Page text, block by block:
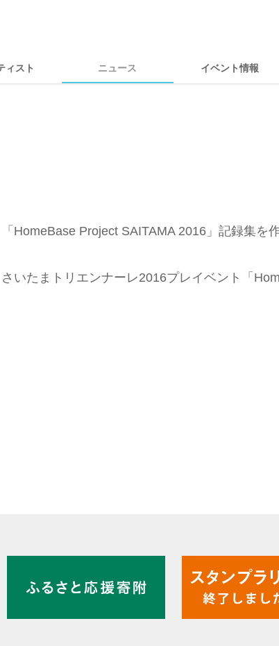
ィスト ニュース イベント情報
「HomeBase Project SAITAMA 2016」記録集を
さいたまトリエンナーレ2016プレイベント「